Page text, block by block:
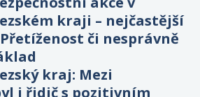
kraji – nejčastější
či nesprávně
kraj: Mezi
i řidič s pozitivním